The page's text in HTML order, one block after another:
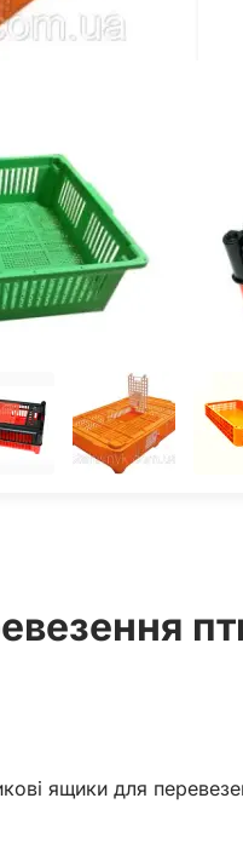
ящики для